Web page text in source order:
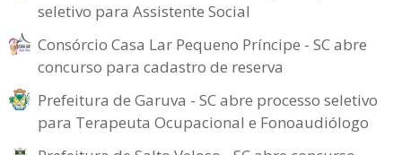
seletivo para Assistente Social
Consórcio Casa Lar Pequeno Príncipe - SC abre
concurso para cadastro de reserva
Prefeitura de Garuva - SC abre processo seletivo
para Terapeuta Ocupacional e Fonoaudiólogo